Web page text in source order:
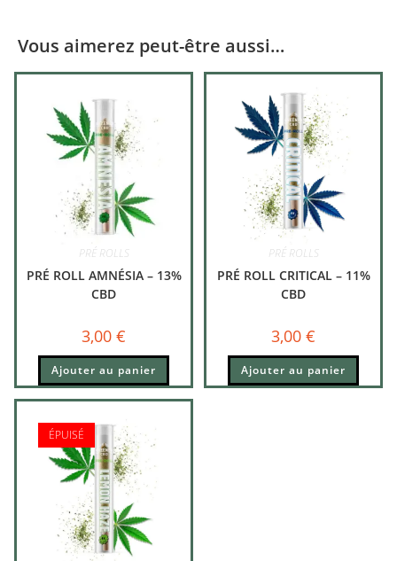
Vous aimerez peut-être aussi…
PRÉ ROLLS
PRÉ ROLL AMNÉSIA – 13%
CBD
3,00 €
Ajouter au panier
PRÉ ROLLS
PRÉ ROLL CRITICAL – 11%
CBD
3,00 €
Ajouter au panier
ÉPUISÉ